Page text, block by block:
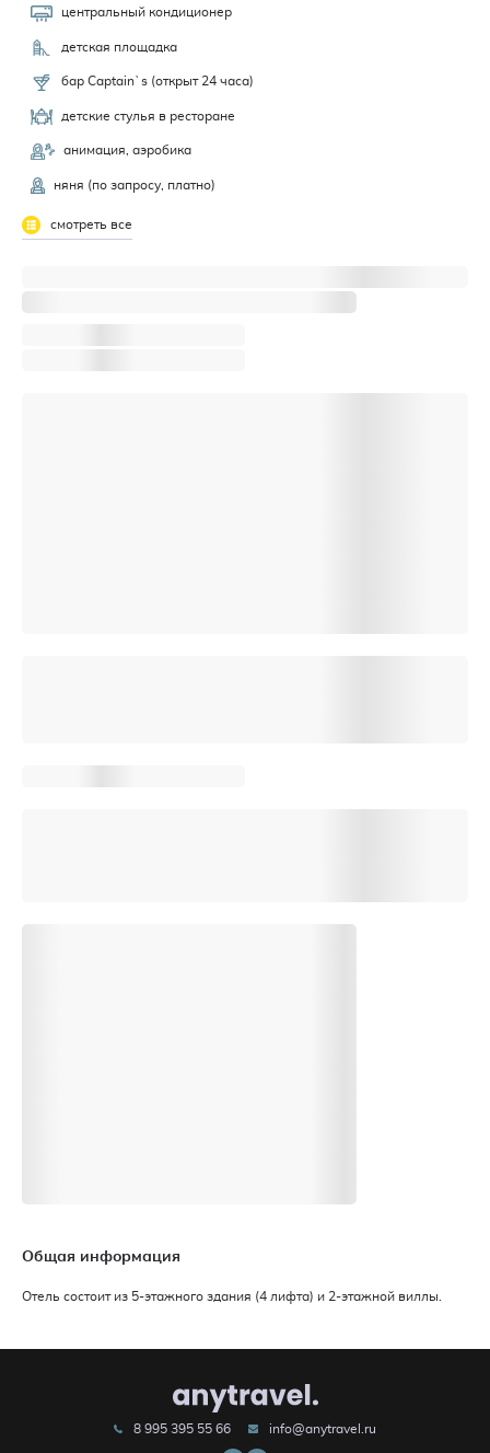
центральный кондиционер
детская площадка
бар Captain`s (открыт 24 часа)
детские стулья в ресторане
анимация, аэробика
няня (по запросу, платно)
смотреть все
Общая информация
Отель состоит из 5-этажного здания (4 лифта) и 2-этажной виллы.
8 995 395 55 66 info@anytravel.ru